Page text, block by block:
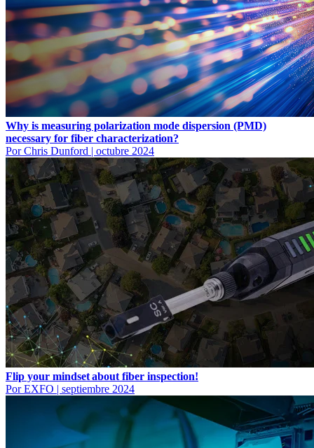
Why is measuring polarization mode dispersion (PMD)
necessary for fiber characterization?
Por Chris Dunford | octubre 2024
Flip your mindset about fiber inspection!
Por EXFO | septiembre 2024